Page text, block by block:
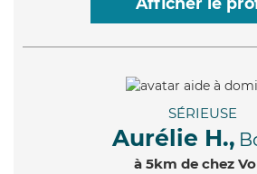
SÉRIEUSE
Aurélie H.,
à 5km de chez